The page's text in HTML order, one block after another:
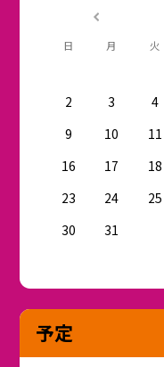
日 月 火
2
3 4
9
10 11
16
17 18
23
24 25
30
31
予定